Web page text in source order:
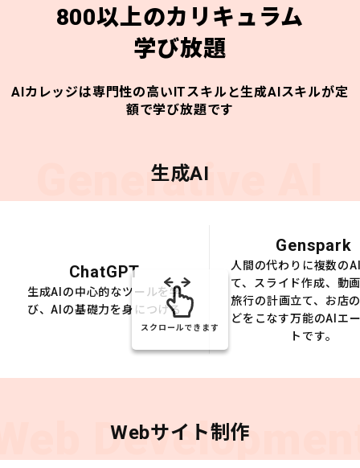
800以上のカリキュラム
学び放題
AIカレッジは専門性の高いITスキルと生成AIスキルが定
額で学び放題です
Generative AI
生成AI
ChatGPT
生成AIの中心的なツールを学
び、AIの基礎力を身につける
Genspark
人間の代わりに複数の
て、スライド作成、動
旅行の計画立て、お店
どをこなす万能のAIエ
トです。
スクロールできます
Webサイト制作